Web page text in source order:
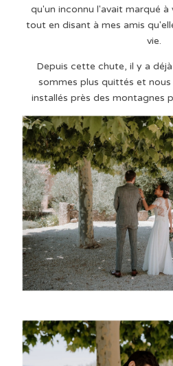
qu'un inconnu l'avait marqué à
tout en disant à mes amis
vie.
Depuis cette chute, il y a
sommes plus quittés et
installés près des montagnes